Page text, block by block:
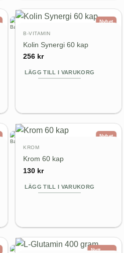
Nyhet
B-VITAMIN
Kolin Synergi 60 kap
256 kr
LÄGG TILL I VARUKORG
Nyhet
KROM
Krom 60 kap
130 kr
LÄGG TILL I VARUKORG
Nytt